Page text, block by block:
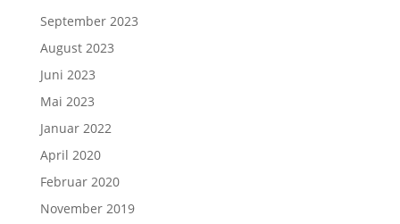
September 2023
August 2023
Juni 2023
Mai 2023
Januar 2022
April 2020
Februar 2020
November 2019